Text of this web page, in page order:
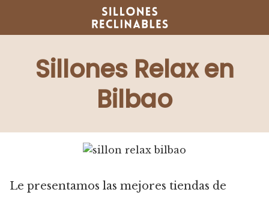
contenido
Sillones Relax en
Bilbao
Le presentamos las mejores tiendas de